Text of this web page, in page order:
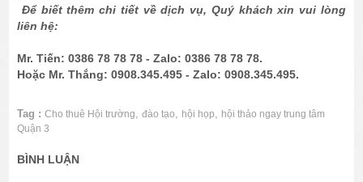
Để biết thêm chi tiết về dịch vụ, Quý khách xin vui lòng
liên hệ:
Mr. Tiến: 0386 78 78 78 - Zalo: 0386 78 78 78.
Hoặc Mr. Thắng: 0908.345.495 - Zalo: 0908.345.495.
Tag : Cho thuê Hội trường ,đào tạo hội họp
hội thảo ngay trung tâm
Quận 3
BÌNH LUẬN